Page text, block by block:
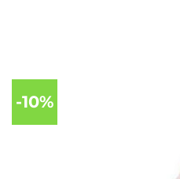
-10%